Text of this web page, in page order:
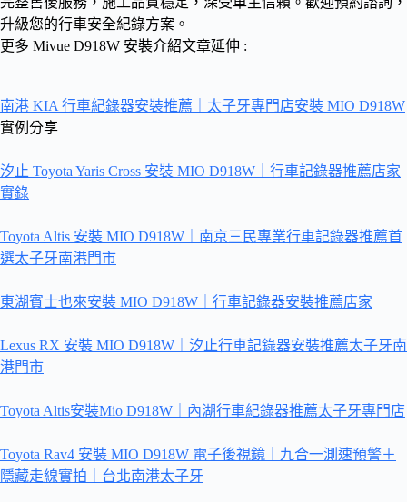
升級您的行車安全紀錄方案。
更多 Mivue D918W 安裝介紹文章延伸 :
南港 KIA 行車紀錄器安裝推薦｜太子牙專門店安裝 MIO D918W
實例分享
汐止 Toyota Yaris Cross 安裝 MIO D918W｜行車記錄器推薦店家
實錄
Toyota Altis 安裝 MIO D918W｜南京三民專業行車記錄器推薦首
選太子牙南港門市
東湖賓士也來安裝 MIO D918W｜行車記錄器安裝推薦店家
Lexus RX 安裝 MIO D918W｜汐止行車記錄器安裝推薦太子牙南
港門市
Toyota Altis安裝Mio D918W｜內湖行車紀錄器推薦太子牙專門店
Toyota Rav4 安裝 MIO D918W 電子後視鏡｜九合一測速預警＋
隱藏走線實拍｜台北南港太子牙